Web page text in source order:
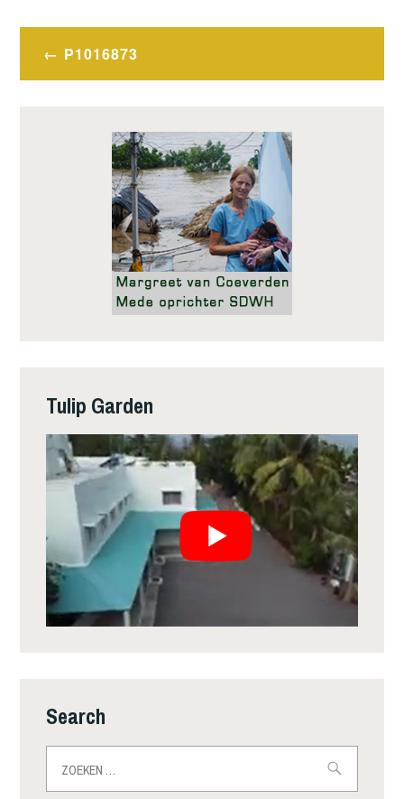
Bericht
navigatie
P1016873
Tulip Garden
Search
naar: